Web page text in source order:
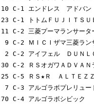
C-4 アルゴラボシビ